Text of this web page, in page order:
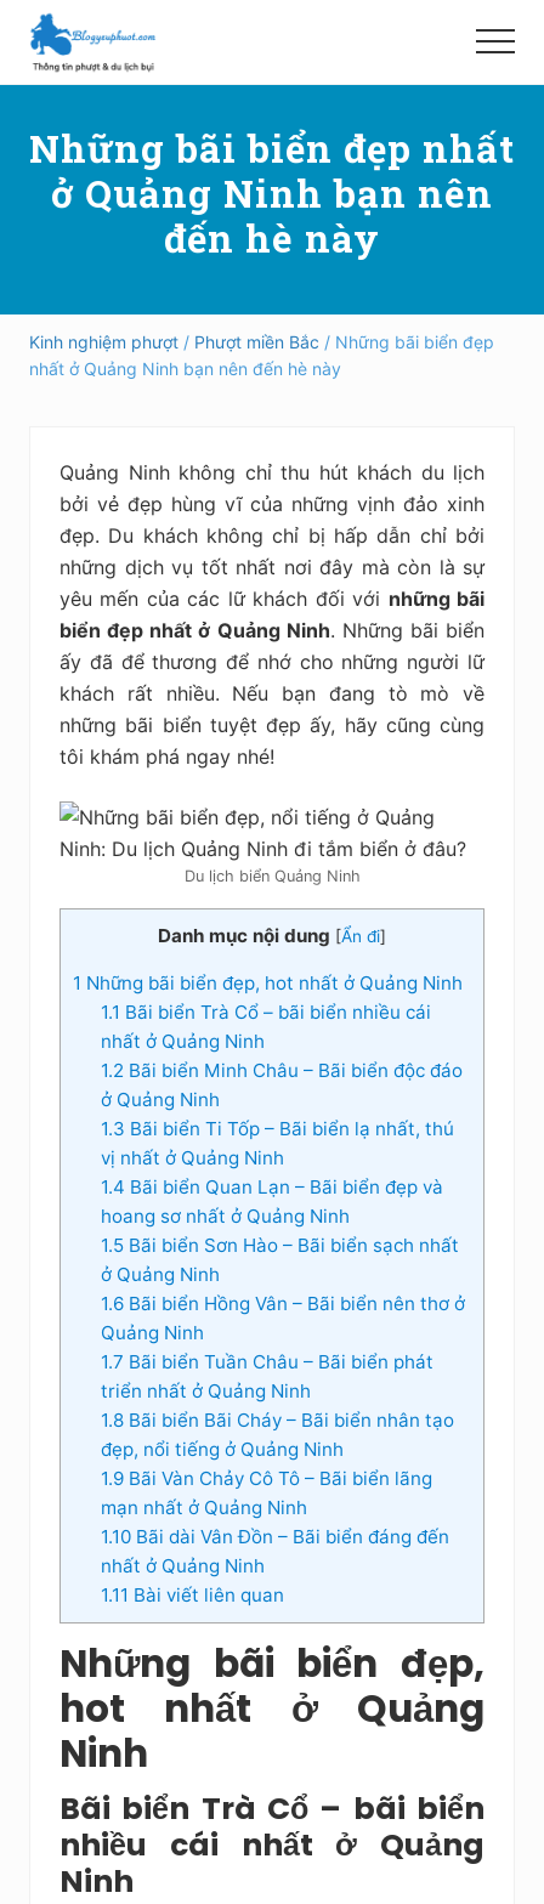
Menu
Skip
main
qua
primary
Hướng
phượt,
và
ngoài
nước
an
nghiệm,
kiệm
Menu
Những bãi biển đẹp nhất
ở Quảng Ninh bạn nên
đến hè này
Kinh nghiệm phượt / Phượt miền Bắc / Những bãi biển đẹp
nhất ở Quảng Ninh bạn nên đến hè này
Quảng Ninh không chỉ thu hút khách du lịch
bởi vẻ đẹp hùng vĩ của những vịnh đảo xinh
đẹp. Du khách không chỉ bị hấp dẫn chỉ bởi
những dịch vụ tốt nhất nơi đây mà còn là sự
yêu mến của các lữ khách đối với những bãi
biển đẹp nhất ở Quảng Ninh. Những bãi biển
ấy đã để thương để nhớ cho những người lữ
khách rất nhiều. Nếu bạn đang tò mò về
những bãi biển tuyệt đẹp ấy, hãy cũng cùng
tôi khám phá ngay nhé!
Du lịch biển Quảng Ninh
Danh mục nội dung [Ẩn đi]
1 Những bãi biển đẹp, hot nhất ở Quảng Ninh
1.1 Bãi biển Trà Cổ – bãi biển nhiều cái
nhất ở Quảng Ninh
1.2 Bãi biển Minh Châu – Bãi biển độc đáo
ở Quảng Ninh
1.3 Bãi biển Ti Tốp – Bãi biển lạ nhất, thú
vị nhất ở Quảng Ninh
1.4 Bãi biển Quan Lạn – Bãi biển đẹp và
hoang sơ nhất ở Quảng Ninh
1.5Bãi biển Sơn Hào – Bãi biển sạch nhất
ở Quảng Ninh
1.6Bãi biển Hồng Vân – Bãi biển nên thơ ở
Quảng Ninh
1.7 Bãi biển Tuần Châu – Bãi biển phát
triển nhất ở Quảng Ninh
1.8Bãi biển Bãi Cháy – Bãi biển nhân tạo
đẹp, nổi tiếng ở Quảng Ninh
1.9Bãi Vàn Chảy Cô Tô – Bãi biển lãng
mạn nhất ở Quảng Ninh
1.10Bãi dài Vân Đồn – Bãi biển đáng đến
nhất ở Quảng Ninh
1.11 Bài viết liên quan
Những bãi biển đẹp,
hot nhất ở Quảng
Ninh
Bãi biển Trà Cổ – bãi biển
nhiều cái nhất ở Quảng
Ninh